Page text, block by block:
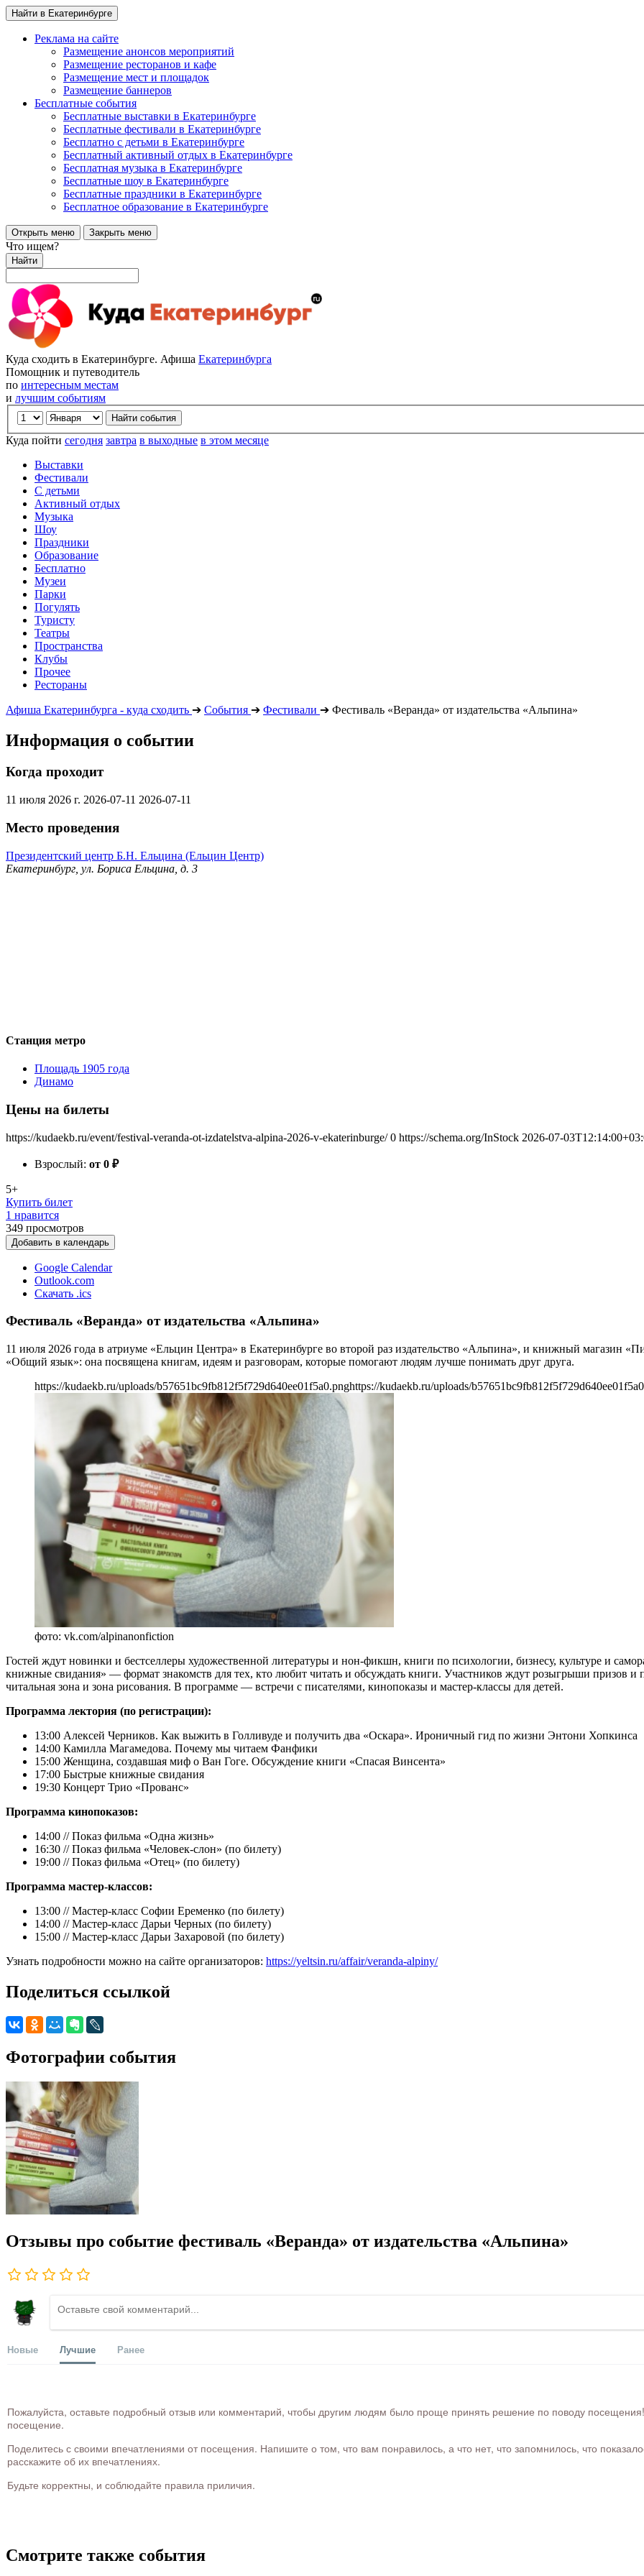
Найти в Екатеринбурге
Реклама на сайте
Размещение анонсов мероприятий
Размещение ресторанов и кафе
Размещение мест и площадок
Размещение баннеров
Бесплатные события
Бесплатные выставки в Екатеринбурге
Бесплатные фестивали в Екатеринбурге
Бесплатно с детьми в Екатеринбурге
Бесплатный активный отдых в Екатеринбурге
Бесплатная музыка в Екатеринбурге
Бесплатные шоу в Екатеринбурге
Бесплатные праздники в Екатеринбурге
Бесплатное образование в Екатеринбурге
Открыть меню Закрыть меню
Что ищем?
Найти
Куда сходить в Екатеринбурге. Афиша Екатеринбурга
Помощник и путеводитель
по интересным местам
и лучшим событиям
Куда пойти сегодня завтра в выходные в этом месяце
Выставки
Фестивали
С детьми
Активный отдых
Музыка
Шоу
Праздники
Образование
Бесплатно
Музеи
Парки
Погулять
Туристу
Театры
Пространства
Клубы
Прочее
Рестораны
Афиша Екатеринбурга - куда сходить ➔ События ➔ Фестивали ➔ Фестиваль «Веранда» от издательства «Альпина»
Информация о событии
Когда проходит
11 июля 2026 г. 2026-07-11 2026-07-11
Место проведения
Президентский центр Б.Н. Ельцина (Ельцин Центр)
Екатеринбург, ул. Бориса Ельцина, д. 3
Станция метро
Площадь 1905 года
Динамо
Цены на билеты
https://kudaekb.ru/event/festival-veranda-ot-izdatelstva-alpina-2026-v-ekaterinburge/ 0 https://schema.org/InStock 2026-07-
Взрослый: от 0 ₽
5+
Купить билет
1 нравится
349 просмотров
Добавить в календарь
Google Calendar
Outlook.com
Скачать .ics
Фестиваль «Веранда» от издательства «Альпина»
11 июля 2026 года в атриуме «Ельцин Центра» в Екатеринбурге во второй раз издательство «Альпина», и книжный магазин
«Общий язык»: она посвящена книгам, идеям и разговорам, которые помогают людям лучше понимать друг друга.
https://kudaekb.ru/uploads/b57651bc9fb812f5f729d640ee01f5a0.pnghttps://kudaekb.ru/uploads/
фото: vk.com/alpinanonfiction
Гостей ждут новинки и бестселлеры художественной литературы и нон-фикшн, книги по психологии, бизнесу, культуре и
книжные свидания» — формат знакомств для тех, кто любит читать и обсуждать книги. Участников ждут розыгрыши призов и
читальная зона и зона рисования. В программе — встречи с писателями, кинопоказы и мастер-классы для детей.
Программа лектория (по регистрации):
13:00 Алексей Черников. Как выжить в Голливуде и получить два «Оскара». Ироничный гид по жизни Энтони Хопкинса
14:00 Камилла Магамедова. Почему мы читаем Фанфики
15:00 Женщина, создавшая миф о Ван Гоге. Обсуждение книги «Спасая Винсента»
17:00 Быстрые книжные свидания
19:30 Концерт Трио «Прованс»
Программа кинопоказов:
14:00 // Показ фильма «Одна жизнь»
16:30 // Показ фильма «Человек-слон» (по билету)
19:00 // Показ фильма «Отец» (по билету)
Программа мастер-классов:
13:00 // Мастер-класс Софии Еременко (по билету)
14:00 // Мастер-класс Дарьи Черных (по билету)
15:00 // Мастер-класс Дарьи Захаровой (по билету)
Узнать подробности можно на сайте организаторов: https://yeltsin.ru/affair/veranda-alpiny/
Поделиться ссылкой
Фотографии события
Отзывы про событие фестиваль «Веранда» от издательства «Альпина»
Новые Лучшие Ранее
Пожалуйста, оставьте подробный отзыв или комментарий, чтобы другим людям было проще принять решение по поводу посещения!
посещение.
Поделитесь с своими впечатлениями от посещения. Напишите о том, что вам понравилось, а что нет, что запомнилось, что
расскажите об их впечатлениях.
Будьте корректны, и соблюдайте правила приличия.
Смотрите также события